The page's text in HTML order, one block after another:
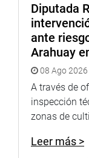
Diputada
ante
Arahuay
08 Ago 2026
A través de
inspección
zonas de
Leer más >